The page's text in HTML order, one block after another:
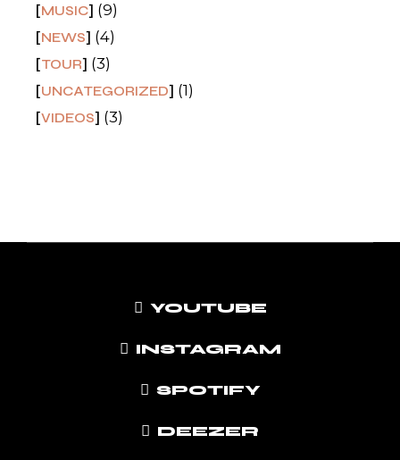
MUSIC (9)
NEWS (4)
TOUR (3)
UNCATEGORIZED (1)
VIDEOS (3)
YOUTUBE
INSTAGRAM
SPOTIFY
DEEZER